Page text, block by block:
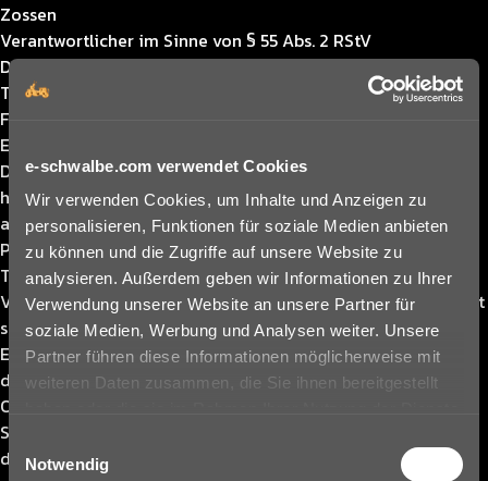
e-schwalbe.com verwendet Cookies
Wir verwenden Cookies, um Inhalte und Anzeigen zu
personalisieren, Funktionen für soziale Medien anbieten
zu können und die Zugriffe auf unsere Website zu
analysieren. Außerdem geben wir Informationen zu Ihrer
Verwendung unserer Website an unsere Partner für
soziale Medien, Werbung und Analysen weiter. Unsere
Partner führen diese Informationen möglicherweise mit
weiteren Daten zusammen, die Sie ihnen bereitgestellt
Cookies, wenn Sie unsere Webseite weiterhin nutzen.
Einwilligungsauswahl
Notwendig
Zossen
Verantwortlicher im Sinne von § 55 Abs. 2 RStV
Dirk Schumacher
Tel: 030 / 78 95 67-0
Fax: 030 / 78 95 67-110
E-Mail:
Die Europäische Kommission stellt unter
http://ec.europa.eu/consumers/odr/eine Plattform zur
außergerichtlichen Online-Streitbeilegung (sog. OS-
Plattform) bereit. Wir weisen darauf hin, dass wir zur
Teilnahme an einem Streitbeilegungsverfahren vor einer
Verbraucherschlichtungsstelle weder bereit noch verpflichtet
sind.
E-Mail-Adresse des Datenschutzbeauftragten:
datenschutz@e-schwal.be
Offizielle Angaben zu Kraftstoffverbrauch, CO2-Emissionen,
Stromverbrauch und elektrischer Reichweite wurden nach
dem vorgeschriebenen Messverfahren ermittelt und